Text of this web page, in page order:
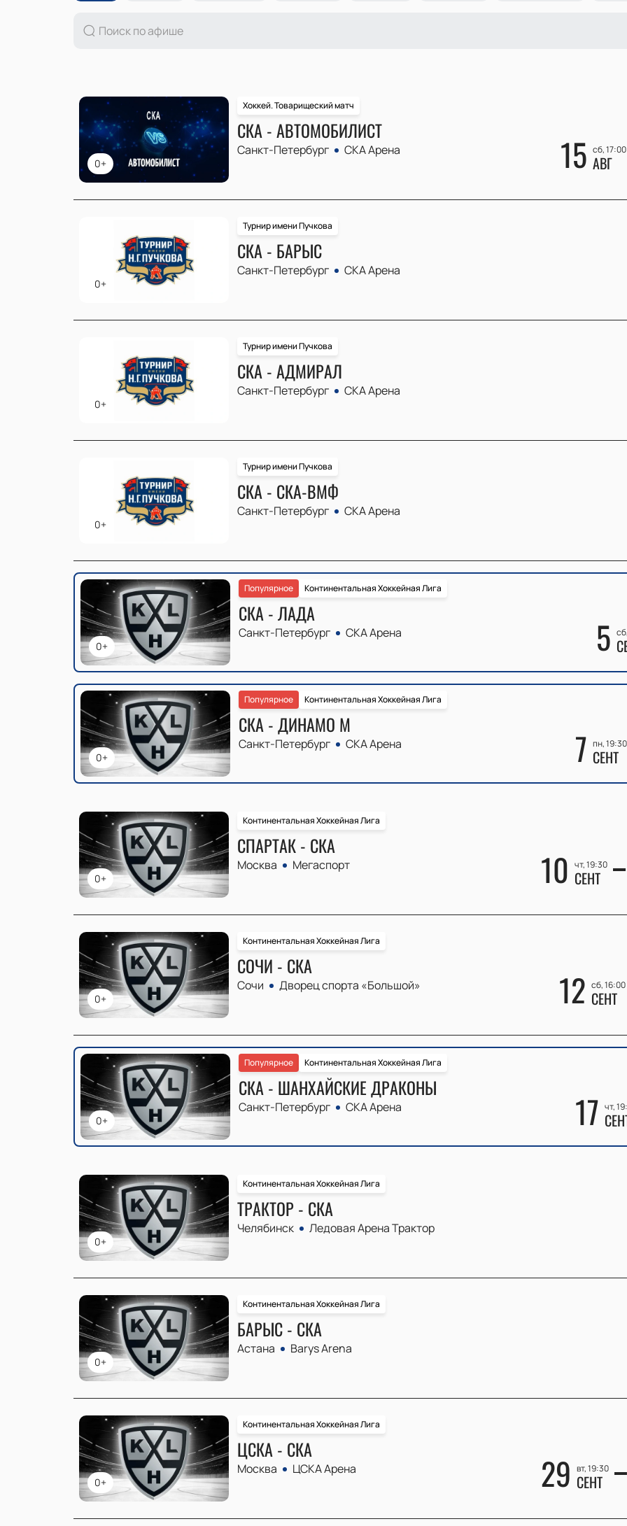
0+
Хоккей. Товарищеский матч
СКА - АВТОМОБИЛИСТ
Санкт-Петербург СКА Арена 15 сб, 17:00
АВГ
0+
Турнир имени Пучкова
СКА - БАРЫС
Санкт-Петербург СКА Арена
0+
Турнир имени Пучкова
СКА - АДМИРАЛ
Санкт-Петербург СКА Арена
0+
Турнир имени Пучкова
СКА - СКА-ВМФ
Санкт-Петербург СКА Арена
0+
Континентальная Хоккейная Лига
Популярное
СКА - ЛАДА
Санкт-Петербург СКА Арена 5
0+
Континентальная Хоккейная Лига
Популярное
СКА - ДИНАМО М
Санкт-Петербург СКА Арена 7 пн, 19:30
СЕНТ
0+
Континентальная Хоккейная Лига
СПАРТАК - СКА
Москва Мегаспорт 10 чт, 19:30
СЕНТ
0+
Континентальная Хоккейная Лига
СОЧИ - СКА
Сочи Дворец спорта «Большой» 12 сб, 16:00
СЕНТ
0+
Континентальная Хоккейная Лига
Популярное
СКА - ШАНХАЙСКИЕ ДРАКОНЫ
Санкт-Петербург СКА Арена 17 чт,
0+
Континентальная Хоккейная Лига
ТРАКТОР - СКА
Челябинск Ледовая Арена Трактор
0+
Континентальная Хоккейная Лига
БАРЫС - СКА
Астана Barys Arena
0+
Континентальная Хоккейная Лига
ЦСКА - СКА
Москва ЦСКА Арена 29 вт, 19:30
СЕНТ